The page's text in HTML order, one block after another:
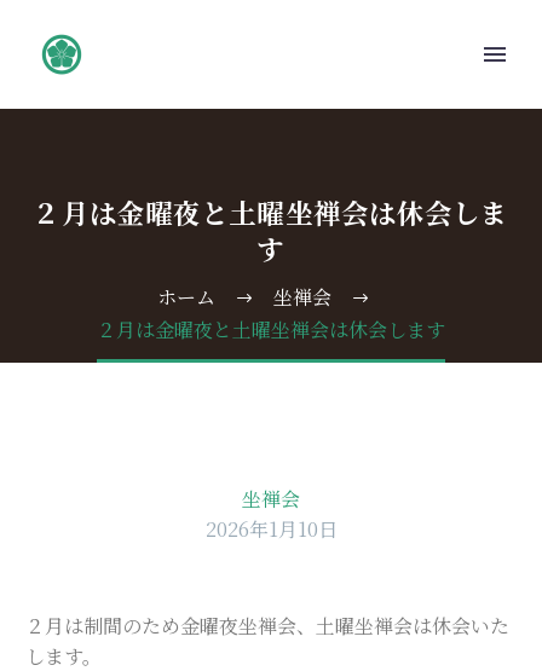
２月は金曜夜と土曜坐禅会は休会しま
す
ホーム
坐禅会
２月は金曜夜と土曜坐禅会は休会します
坐禅会
2026年1月10日
２月は制間のため金曜夜坐禅会、土曜坐禅会は休会いた
します。